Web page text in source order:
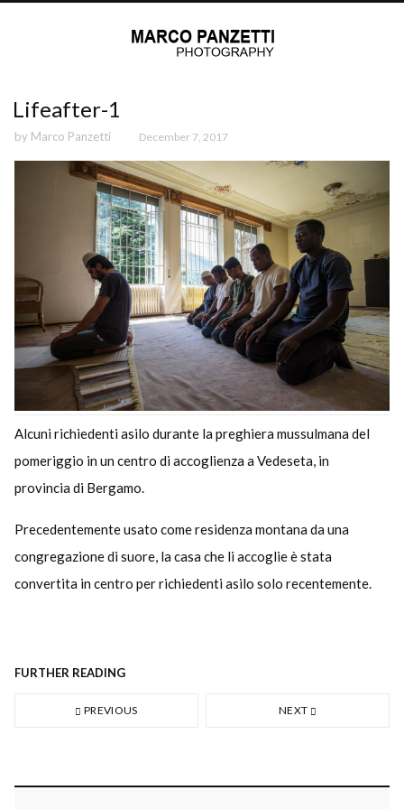
Lifeafter-1
by Marco Panzetti December 7, 2017
Alcuni richiedenti asilo durante la preghiera mussulmana del
pomeriggio in un centro di accoglienza a Vedeseta, in
provincia di Bergamo.
Precedentemente usato come residenza montana da una
congregazione di suore, la casa che li accoglie è stata
convertita in centro per richiedenti asilo solo recentemente.
FURTHER READING
PREVIOUS NEXT